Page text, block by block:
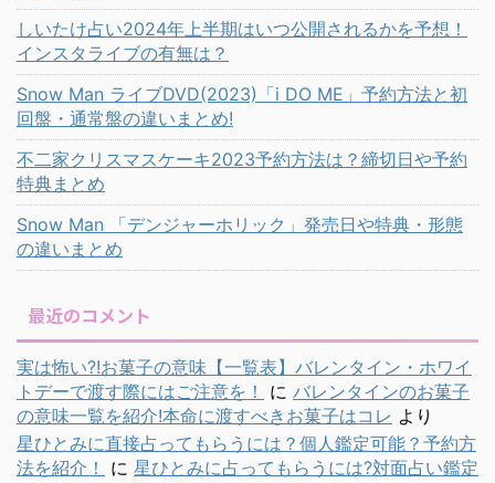
しいたけ占い2024年上半期はいつ公開されるかを予想！
インスタライブの有無は？
Snow Man ライブDVD(2023)「i DO ME」予約方法と初
回盤・通常盤の違いまとめ!
不二家クリスマスケーキ2023予約方法は？締切日や予約
特典まとめ
Snow Man 「デンジャーホリック」発売日や特典・形態
の違いまとめ
最近のコメント
実は怖い?!お菓子の意味【一覧表】バレンタイン・ホワイ
トデーで渡す際にはご注意を！
に バレンタインのお菓子
の意味一覧を紹介!本命に渡すべきお菓子はコレ より
星ひとみに直接占ってもらうには？個人鑑定可能？予約方
法を紹介！
に 星ひとみに占ってもらうには?対面占い鑑定